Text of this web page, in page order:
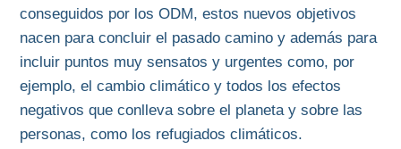
conseguidos por los ODM, estos nuevos objetivos
nacen para concluir el pasado camino y además para
incluir puntos muy sensatos y urgentes como, por
ejemplo, el cambio climático y todos los efectos
negativos que conlleva sobre el planeta y sobre las
personas, como los refugiados climáticos.